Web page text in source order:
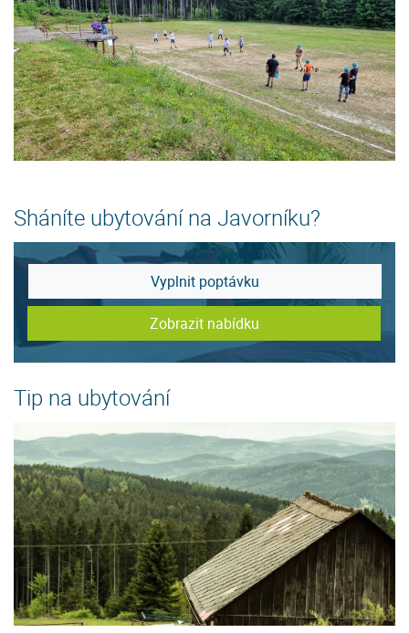
Sháníte ubytování na Javorníku?
Vyplnit poptávku
Zobrazit nabídku
Tip na ubytování